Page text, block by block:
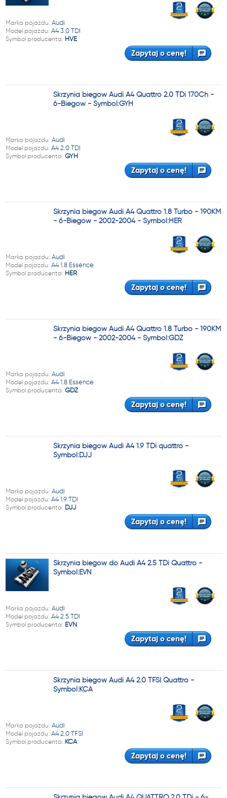
Marka pojazdu: Audi
Model pojazdu: A4 3.0 TDI
Symbol producenta: HVE
Zapytaj o cenę!
Skrzynia biegów Audi A4 Quattro 2.0 TDi 170Ch -
6-Biegów - Symbol:GYH
Marka pojazdu: Audi
Model pojazdu: A4 2.0 TDI
Symbol producenta: GYH
Zapytaj o cenę!
Skrzynia biegów Audi A4 Quattro 1.8 Turbo - 190KM
- 6-Biegów - 2002-2004 - Symbol:HER
Marka pojazdu: Audi
Model pojazdu: A4 1.8 Essence
Symbol producenta: HER
Zapytaj o cenę!
Skrzynia biegów Audi A4 Quattro 1.8 Turbo - 190KM
- 6-Biegów - 2002-2004 - Symbol:GDZ
Marka pojazdu: Audi
Model pojazdu: A4 1.8 Essence
Symbol producenta: GDZ
Zapytaj o cenę!
Skrzynia biegów Audi A4 1.9 TDi quattro -
Symbol:DJJ
Marka pojazdu: Audi
Model pojazdu: A4 1.9 TDI
Symbol producenta: DJJ
Zapytaj o cenę!
Skrzynia biegów do Audi A4 2.5 TDi Quattro -
Symbol:EVN
Marka pojazdu: Audi
Model pojazdu: A4 2.5 TDI
Symbol producenta: EVN
Zapytaj o cenę!
Skrzynia biegów Audi A4 2.0 TFSI Quattro -
Symbol:KCA
Marka pojazdu: Audi
Model pojazdu: A4 2.0 TFSI
Symbol producenta: KCA
Zapytaj o cenę!